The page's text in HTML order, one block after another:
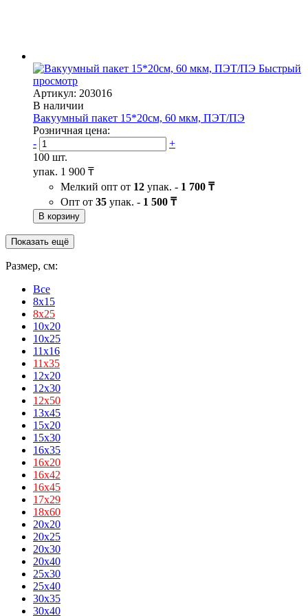
Быстрый
просмотр
Артикул: 203016
В наличии
Вакуумный пакет 15*20см, 60 мкм, ПЭТ/ПЭ
Розничная цена:
-
+
100 шт.
упак. 1 900 ₸
Мелкий опт от 12 упак. - 1 700 ₸
Опт от 35 упак. - 1 500 ₸
В корзину
Показать ещё
Размер, см:
Все
8x15
8х25
10x20
10x25
11x16
11х35
12x20
12x30
12х50
13x45
15x20
15x30
16x35
16х20
16х42
16х45
17х29
18х60
20x20
20x25
20x30
20x40
25x30
25x40
30x35
30x40